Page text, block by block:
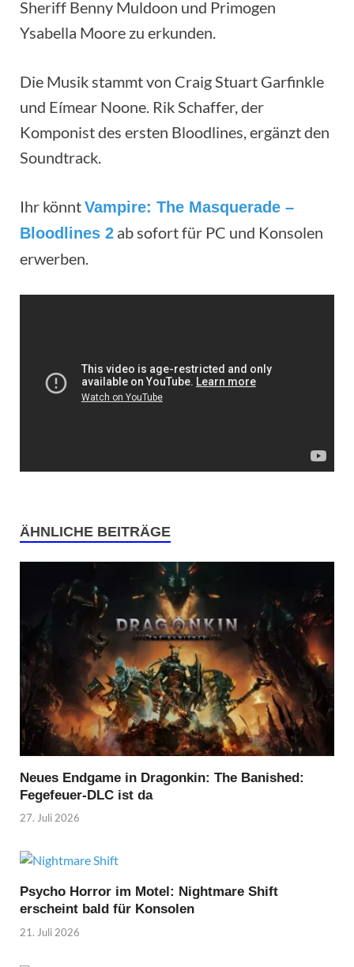
Sheriff Benny Muldoon und Primogen
Ysabella Moore zu erkunden.
Die Musik stammt von Craig Stuart Garfinkle
und Eímear Noone. Rik Schaffer, der
Komponist des ersten Bloodlines, ergänzt den
Soundtrack.
Ihr könntVampire: The Masquerade –
Bloodlines 2 ab sofort für PC und Konsolen
erwerben.
ÄHNLICHE BEITRÄGE
Neues Endgame in Dragonkin: The Banished:
Fegefeuer-DLC ist da
27. Juli 2026
Psycho Horror im Motel: Nightmare Shift
erscheint bald für Konsolen
21. Juli 2026